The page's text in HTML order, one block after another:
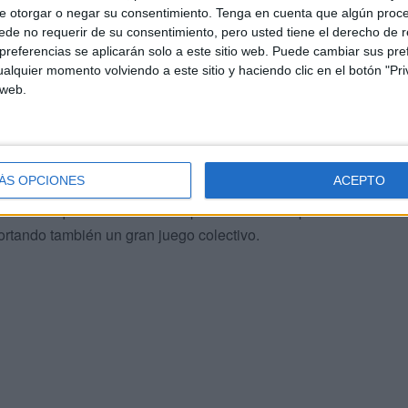
otorgar o negar su consentimiento. Tenga en cuenta que algún
no requerir de su consentimiento, pero usted tiene el derecho de
se aplicarán solo a este sitio web. Puede cambiar sus
momento volviendo a este sitio y haciendo clic en el botón
OPCIONES ACEPTO
restantes cuartos ya se iban igualando las fuerzas
debido a ese 29-2 del primer cuarto.
Mohamed que cosechó 28 puntos. Abubaker
los que más minutos disputaron sobre la pista
también un gran juego colectivo.